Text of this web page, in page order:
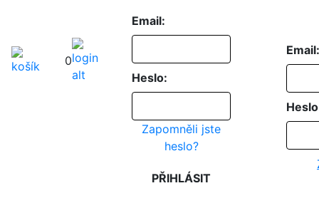
0
Email:
Heslo:
Zapomněli jste
heslo?
PŘIHLÁSIT
Email: